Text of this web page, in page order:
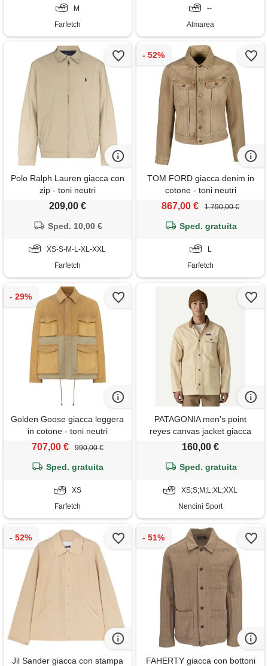
M
Farfetch
--
Almarea
Polo Ralph Lauren giacca con
zip - toni neutri
209,00 €
Sped. 10,00 €
XS-S-M-L-XL-XXL
Farfetch
TOM FORD giacca denim in
cotone - toni neutri
867,00 € 1.790,00 €
Sped. gratuita
L
Farfetch
Golden Goose giacca leggera
in cotone - toni neutri
707,00 € 990,00 €
Sped. gratuita
XS
Farfetch
PATAGONIA men's point
reyes canvas jacket giacca
uomo
160,00 €
Sped. gratuita
XS;S;M;L;XL;XXL
Nencini Sport
Jil Sander giacca con stampa
FAHERTY giacca con bottoni